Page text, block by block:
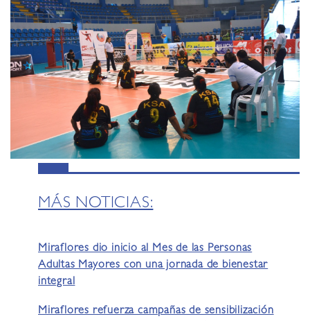
MÁS NOTICIAS:
Miraflores dio inicio al Mes de las Personas
Adultas Mayores con una jornada de bienestar
integral
Miraflores refuerza campañas de sensibilización